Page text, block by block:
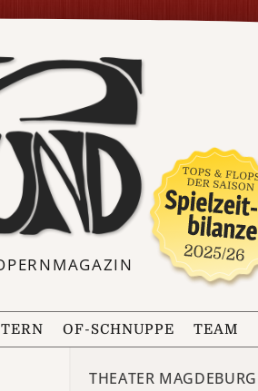
OF-SCHNUPPE TEAM
THEATER MAGDEBURG